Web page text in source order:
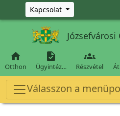
Ugrás a fő tartalomra
Kapcsolat

Otthon

Ügyintéz…

Részvétel
Válasszon a